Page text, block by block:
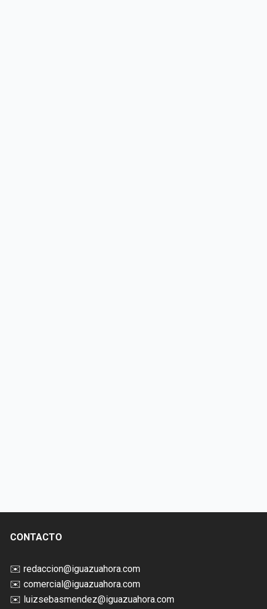
CONTACTO
✉️ redaccion@iguazuahora.com
✉️ comercial@iguazuahora.com
✉️ luizsebasmendez@iguazuahora.com